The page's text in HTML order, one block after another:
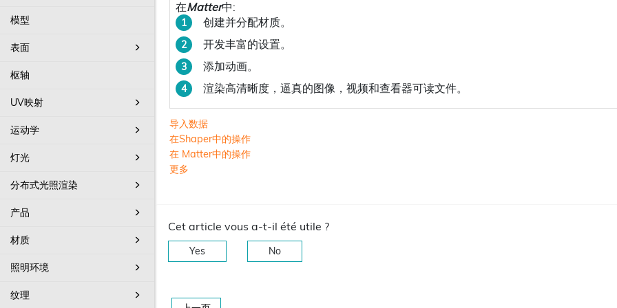
模型
表面
枢轴
UV映射
运动学
灯光
分布式光照渲染
产品
材质
照明环境
纹理
在Matter中:
创建并分配材质。
开发丰富的设置。
添加动画。
渲染高清晰度，逼真的图像，视频和查看器可读文件。
导入数据
在Shaper中的操作
在 Matter中的操作
更多
Cet article vous a-t-il été utile ?
Yes No